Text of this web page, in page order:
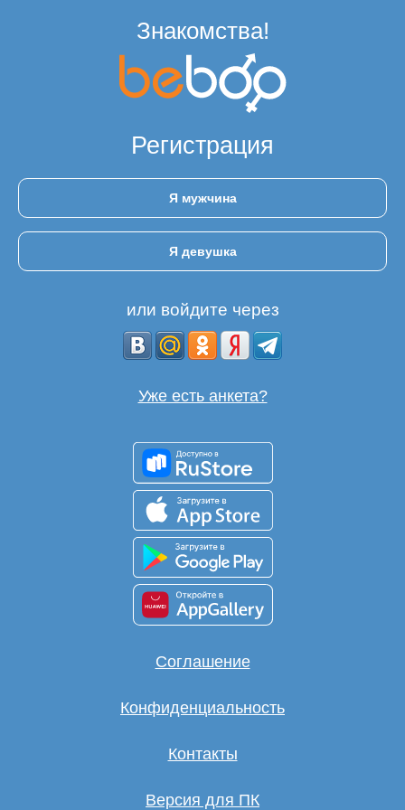
Знакомства!
Регистрация
Я мужчина
Я девушка
или войдите через
Уже есть анкета?
Соглашение
Конфиденциальность
Контакты
Версия для ПК